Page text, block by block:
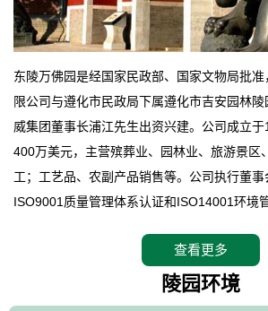
东陵万佛园是经国家民政部、国家文物局批
限公司与遵化市民政局下属遵化市吉安园林
威集团董事长浦江先生出资兴建。公司成立
400万美元，主营殡葬业、园林业、旅游景区
工；工艺品、农副产品销售等。公司执行董
ISO9001质量管理体系认证和ISO14001环境
拥有4A级旅游区头衔的花园式陵园，园内建
万佛园位于遵化市境内，座落在世界文化遗产
形绝佳，地理位置优越，交通便利。公司以“
查看更多
陵园环境